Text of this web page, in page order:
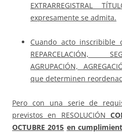
EXTRARREGISTRAL
expresamente se admita.
Cuando acto inscribible
REPARCELACIÓN,
AGRUPACIÓN,
que determinen
Pero con una serie de
previstos en RESOLUCIÓN
OCTUBRE 2015 en